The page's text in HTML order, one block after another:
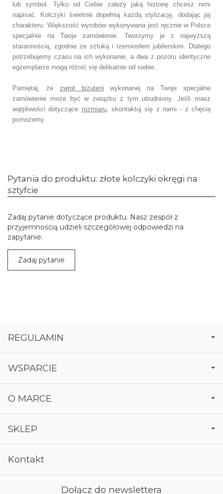
lub symbol. Tylko od Ciebie zależy jaką historię chcesz nimi
napisać.
Kolczyki świetnie dopełnią każdą stylizację, dodając jej
charakteru. Większość wyrobów wykonywana jest ręcznie w Polsce
specjalnie na Twoje zamówienie. Tworzymy je z najwyższą
starannością, zgodnie ze sztuką i rzemiosłem jubilerskim. Dlatego
potrzebujemy czasu na ich wykonanie, a dwa z pozoru identyczne
egzemplarze mogą różnić się delikatnie od siebie.
Pamiętaj, że zwrot biżuterii wykonanej na Twoje specjalne
zamówienie może być w związku z tym utrudniony. Jeśli masz
wątpliwości dotyczące rozmiaru,skontaktuj się z nami - z chęcią
pomożemy.
Pytania do produktu: złote kolczyki okręgi na
sztyfcie
Zadaj pytanie dotyczące produktu. Nasz zespół z
przyjemnością udzieli szczegółowej odpowiedzi na
zapytanie.
Zadaj pytanie
REGULAMIN
WSPARCIE
O MARCE
SKLEP
Kontakt
Dołącz do newslettera